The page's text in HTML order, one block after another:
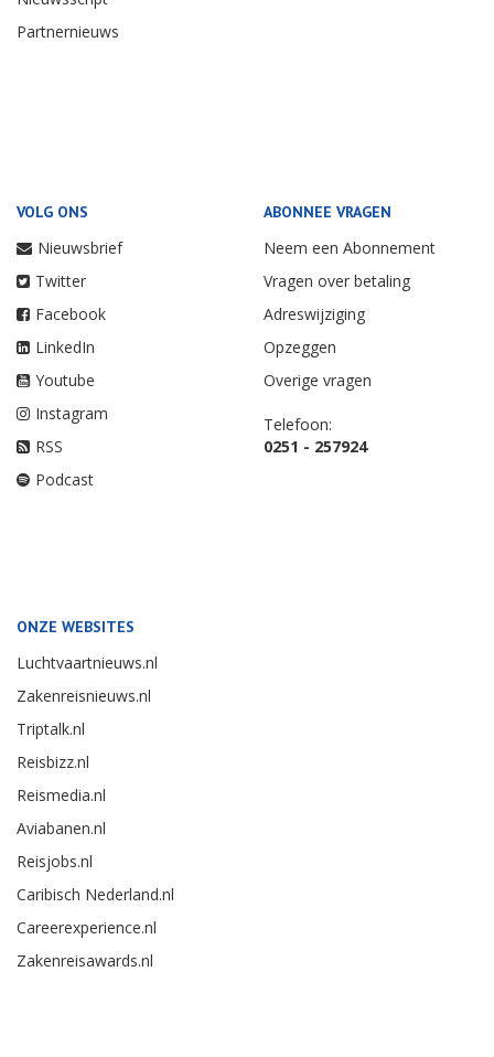
Partnernieuws
VOLG ONS
Nieuwsbrief
Twitter
Facebook
LinkedIn
Youtube
Instagram
RSS
Podcast
ABONNEE VRAGEN
Neem een Abonnement
Vragen over betaling
Adreswijziging
Opzeggen
Overige vragen
Telefoon:
0251 - 257924
ONZE WEBSITES
Luchtvaartnieuws.nl
Zakenreisnieuws.nl
Triptalk.nl
Reisbizz.nl
Reismedia.nl
Aviabanen.nl
Reisjobs.nl
Caribisch Nederland.nl
Careerexperience.nl
Zakenreisawards.nl